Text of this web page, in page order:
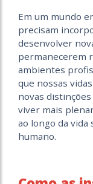
Em um mundo
precisam
desenvolver
permanecerem
ambientes
que nossas
novas
viver mais
ao longo da
humano.